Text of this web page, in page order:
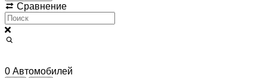
Сравнение
0 Автомобилей